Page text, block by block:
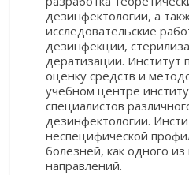
дезинфектологии, а
исследовательские
дезинфекции,
дератизации. Институт
оценку средств и
учебном центре
специалистов
дезинфектологии.
неспецифической
болезней, как одного
направлений.